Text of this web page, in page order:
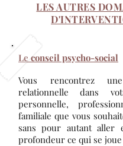
LES AUTRES
Le conseil psycho-social
Vous rencontrez
relationnelle dans
personnelle,
familiale que vous
sans pour autant aller
profondeur ce qui se joue